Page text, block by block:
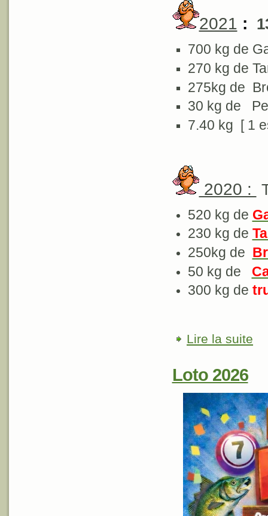
2021 :
700 kg de
270 kg de
275kg de
30 kg de
7.40 kg [ 1
2020 :
520 kg de
230 kg de
250kg de
50 kg de
300 kg de
Lire la suite
Loto 2026